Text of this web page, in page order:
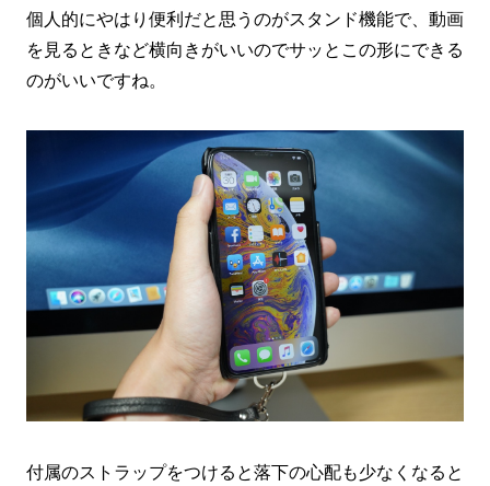
個人的にやはり便利だと思うのがスタンド機能で、動画
を見るときなど横向きがいいのでサッとこの形にできる
のがいいですね。
付属のストラップをつけると落下の心配も少なくなると